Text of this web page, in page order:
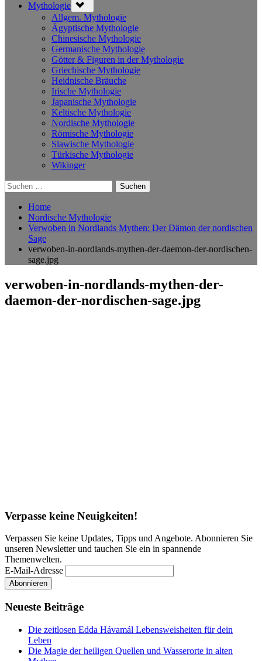
Mythologie sub-
menu
Allgem. Mythologie
Ägyptische Mythologie
Chinesische Mythologie
Germanische Mythologie
Götter & Figuren in der Mythologie
Griechische Mythologie
Heidnische Bräuche
Irische Mythologie
Japanische Mythologie
Keltische Mythologie
Nordische Mythologie
Römische Mythologie
Slawische Mythologie
Türkische Mythologie
Wikinger
Suchen
nach:
Home
Nordische Mythologie
Verwoben in Nordlands Mythen: Der Dämon der nordischen
Sage
verwoben-in-nordlands-mythen-der-daemon-der-nordischen-
sage.jpg
verwoben-in-nordlands-mythen-der-
daemon-der-nordischen-sage.jpg
Verpasse keine Neuigkeiten!
Verpassen Sie keine Updates, Tipps und Angebote. Abonnieren Sie
unseren Newsletter und tauchen Sie ein in spannende
Themenwelten.
E-Mail-Adresse
Neueste Beiträge
Die zeitlosen Edda Hávamál Lebensweisheiten für dein
Leben
Die Magie der heiligen Quellen und Wasserorte in alten